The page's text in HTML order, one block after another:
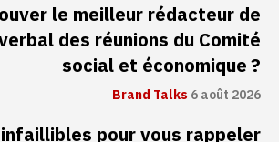
le meilleur rédacteur de
des réunions du Comité
social et économique ?
Brand Talks6 août 2026
pour vous rappeler